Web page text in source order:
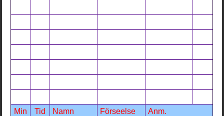
Min Tid Namn Förseelse Anm.